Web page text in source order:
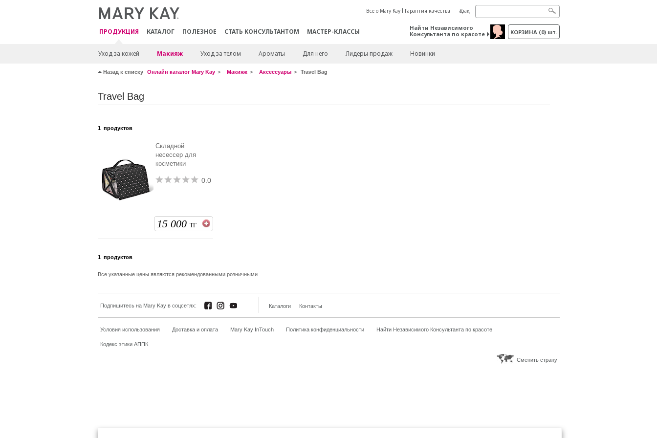
ПРОДУКЦИЯ КАТАЛОГ ПОЛЕЗНОЕ СТАТЬ КОНСУЛЬТАНТОМ МАСТЕР-КЛАССЫ
Все о Mary Kay Гарантия качества Қазақ
Найти Независимого
Консультанта по красоте
КОРЗИНА (0) шт.
Уход за кожей Макияж Уход за телом Ароматы Для него Лидеры продаж Новинки
Назад к списку Онлайн каталог Mary Kay Макияж Аксессуары Travel Bag
Travel Bag
1продуктов
Складной
несессер для
косметики
0.0
15 000 ТГ
1продуктов
Все указанные цены являются рекомендованными розничными
Подпишитесь на Mary Kay в соцсетях: Каталоги Контакты
Условия использования Доставка и оплата Mary Kay InTouch Политика конфиденциальности Найти Независимого Консультанта по красоте
Кодекс этики АППК
Сменить страну